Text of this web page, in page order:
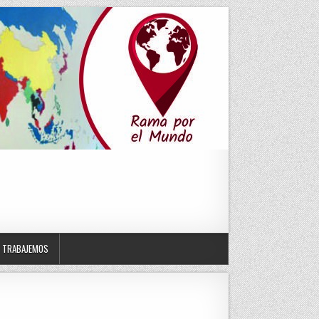
TRABAJEMOS